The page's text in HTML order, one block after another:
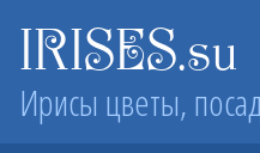
IRISES.su
Ирисы цветы,